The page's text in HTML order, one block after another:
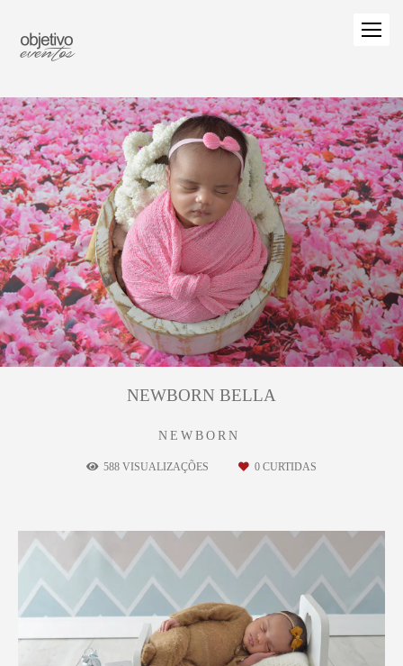
NEWBORN
NEWBORN BELLA
588 VISUALIZAÇÕES 0 CURTIDAS